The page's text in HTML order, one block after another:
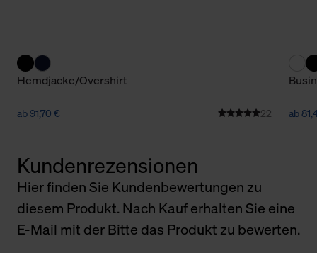
Hemdjacke/Overshirt
ab 91,70 € 22 ab
Kundenrezensionen
Hier finden Sie Kundenbewertungen zu
diesem Produkt. Nach Kauf erhalten Sie eine
E-Mail mit der Bitte das Produkt zu bewerten.